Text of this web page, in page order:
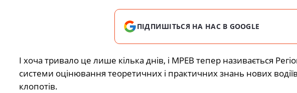
ПІДПИШІТЬСЯ НА НАС В GOOGLE
І хоча тривало це лише кілька днів, і МРЕВ тепер називається
системи оцінювання теоретичних і практичних знань нових
клопотів.